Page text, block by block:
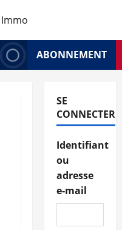
ABONNEMENT
SE
CONNECTER
Identifiant
ou
adresse
e-mail